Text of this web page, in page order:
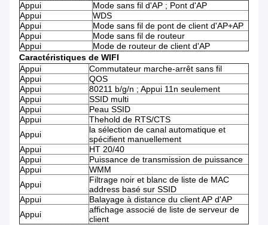
Appui
Mode sans fil d'AP ; Pont d'AP
Appui
WDS
Appui
Mode sans fil de pont de client d'AP+AP
Appui
Mode sans fil de routeur
Appui
Mode de routeur de client d'AP
Caractéristiques de WIFI
Appui
Commutateur marche-arrêt sans fil
Appui
QOS
Appui
80211 b/g/n ; Appui 11n seulement
Appui
SSID multi
Appui
Peau SSID
Appui
Thehold de RTS/CTS
Appui
la sélection de canal automatique et
spécifient manuellement
Appui
HT 20/40
Appui
Puissance de transmission de puissance
Appui
WMM
Appui
Filtrage noir et blanc de liste de MAC
address basé sur SSID
Appui
Balayage à distance du client AP d'AP
Appui
affichage associé de liste de serveur de
client